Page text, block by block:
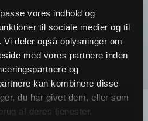
vores indhold og
til sociale medier og til
deler også oplysninger om
med vores partnere inden
og
kan kombinere disse
du har givet dem, eller som
af deres tjenester.
30×40 cm | Home